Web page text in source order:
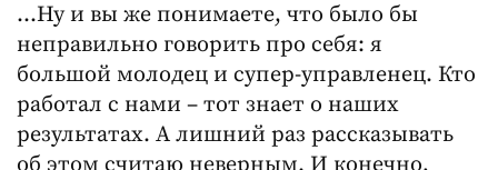
…Ну и вы же понимаете, что было бы
неправильно говорить про себя: я
большой молодец и супер-управленец. Кто
работал с нами – тот знает о наших
результатах. А лишний раз рассказывать